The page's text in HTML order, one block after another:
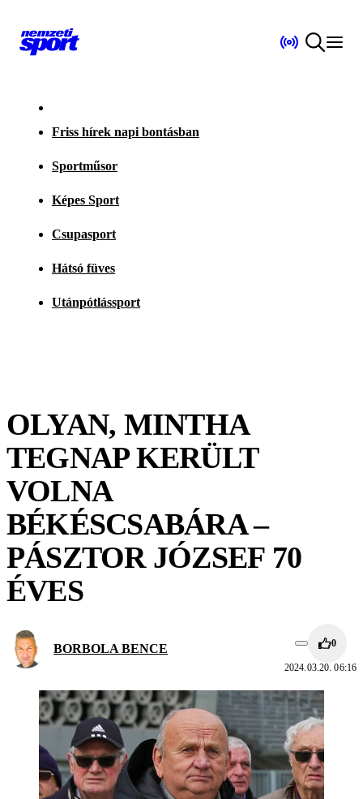
Friss hírek napi bontásban
Sportműsor
Képes Sport
Csupasport
Hátsó füves
Utánpótlássport
OLYAN, MINTHA
TEGNAP KERÜLT
VOLNA
BÉKÉSCSABÁRA –
PÁSZTOR JÓZSEF 70
ÉVES
BORBOLA BENCE 0
2024.03.20. 06:16